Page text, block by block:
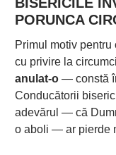
PORUNCA
Primul motiv
cu privire la
anulat-o — constă
Conducătorii
adevărul — că
o aboli — ar pierde